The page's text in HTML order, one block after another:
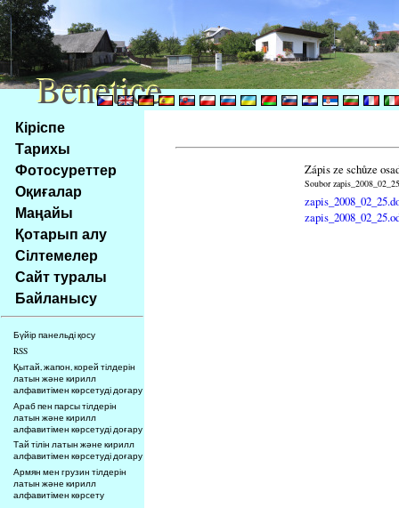
Na
obsah
stránky
Klávesové
zkratky
tomto
webu
základní
Hlavní
strana
Кіріспе
Тарихы
Фотосуреттер
Оқиғалар
Маңайы
Қотарып алу
Сілтемелер
Сайт туралы
Байланысу
Бүйір панельді қосу
RSS
Қытай, жапон, корей тілдерін
латын және кирилл
алфавитімен көрсетуді доғару
Араб пен парсы тілдерін
латын және кирилл
алфавитімен көрсетуді доғару
Тай тілін латын және кирилл
алфавитімен көрсетуді доғару
Армян мен грузин тілдерін
латын және кирилл
алфавитімен көрсету
Zápis ze schůze
Soubor
Benetice
Benetice